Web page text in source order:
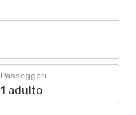
Passeggeri
1 adulto